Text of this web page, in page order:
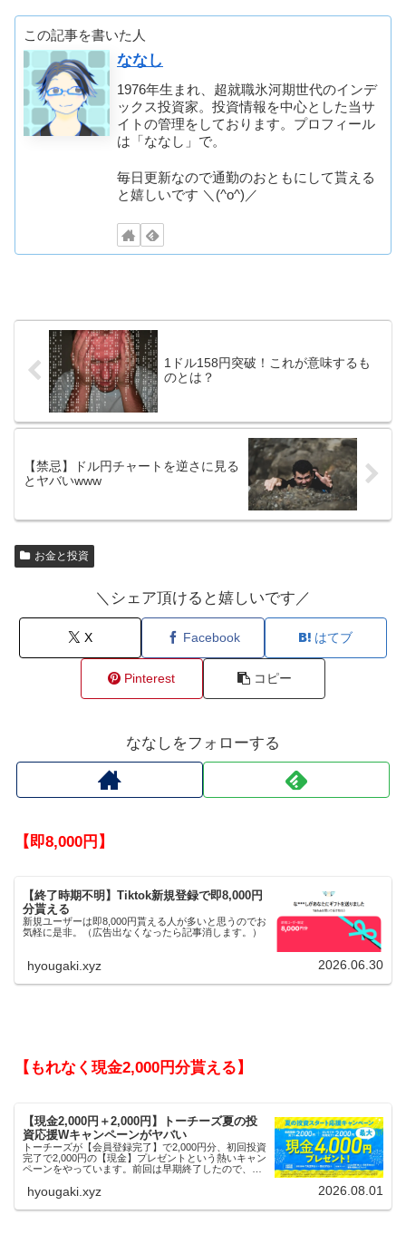
この記事を書いた人
ななし
1976年生まれ、超就職氷河期世代のインデ
ックス投資家。投資情報を中心とした当サ
イトの管理をしております。プロフィール
は「ななし」で。
毎日更新なので通勤のおともにして貰える
と嬉しいです ＼(^o^)／
1ドル158円突破！これが意味するも
のとは？
【禁忌】ドル円チャートを逆さに見る
とヤバいwww
お金と投資
＼シェア頂けると嬉しいです／
X Facebook はてブ
Pinterest コピー
ななしをフォローする
【即8,000円】
【終了時期不明】Tiktok新規登録で即8,000円
分貰える
新規ユーザーは即8,000円貰える人が多いと思うのでお
気軽に是非。（広告出なくなったら記事消します。）
hyougaki.xyz 2026.06.30
【もれなく現金2,000円分貰える】
【現金2,000円＋2,000円】トーチーズ夏の投
資応援Wキャンペーンがヤバい
トーチーズが【会員登録完了】で2,000円分、初回投資
完了で2,000円の【現金】プレゼントという熱いキャン
ペーンをやっています。前回は早期終了したので、使
hyougaki.xyz 2026.08.01